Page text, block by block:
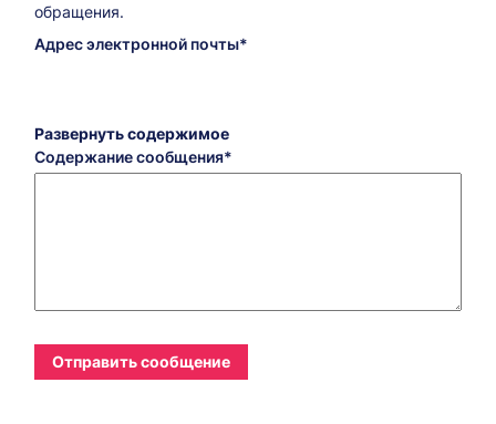
обращения.
Адрес электронной почты
Развернуть содержимое
Содержание сообщения